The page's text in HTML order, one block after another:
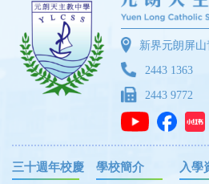
新界元朗屏山
2443 1363
2443 9772
三十週年校慶 學校簡介 入學